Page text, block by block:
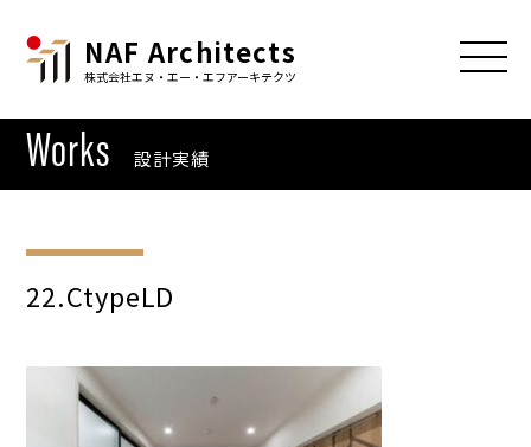
NAF Architects
株式会社エヌ・エー・エフアーキテクツ
Works 設計実績
22.CtypeLD